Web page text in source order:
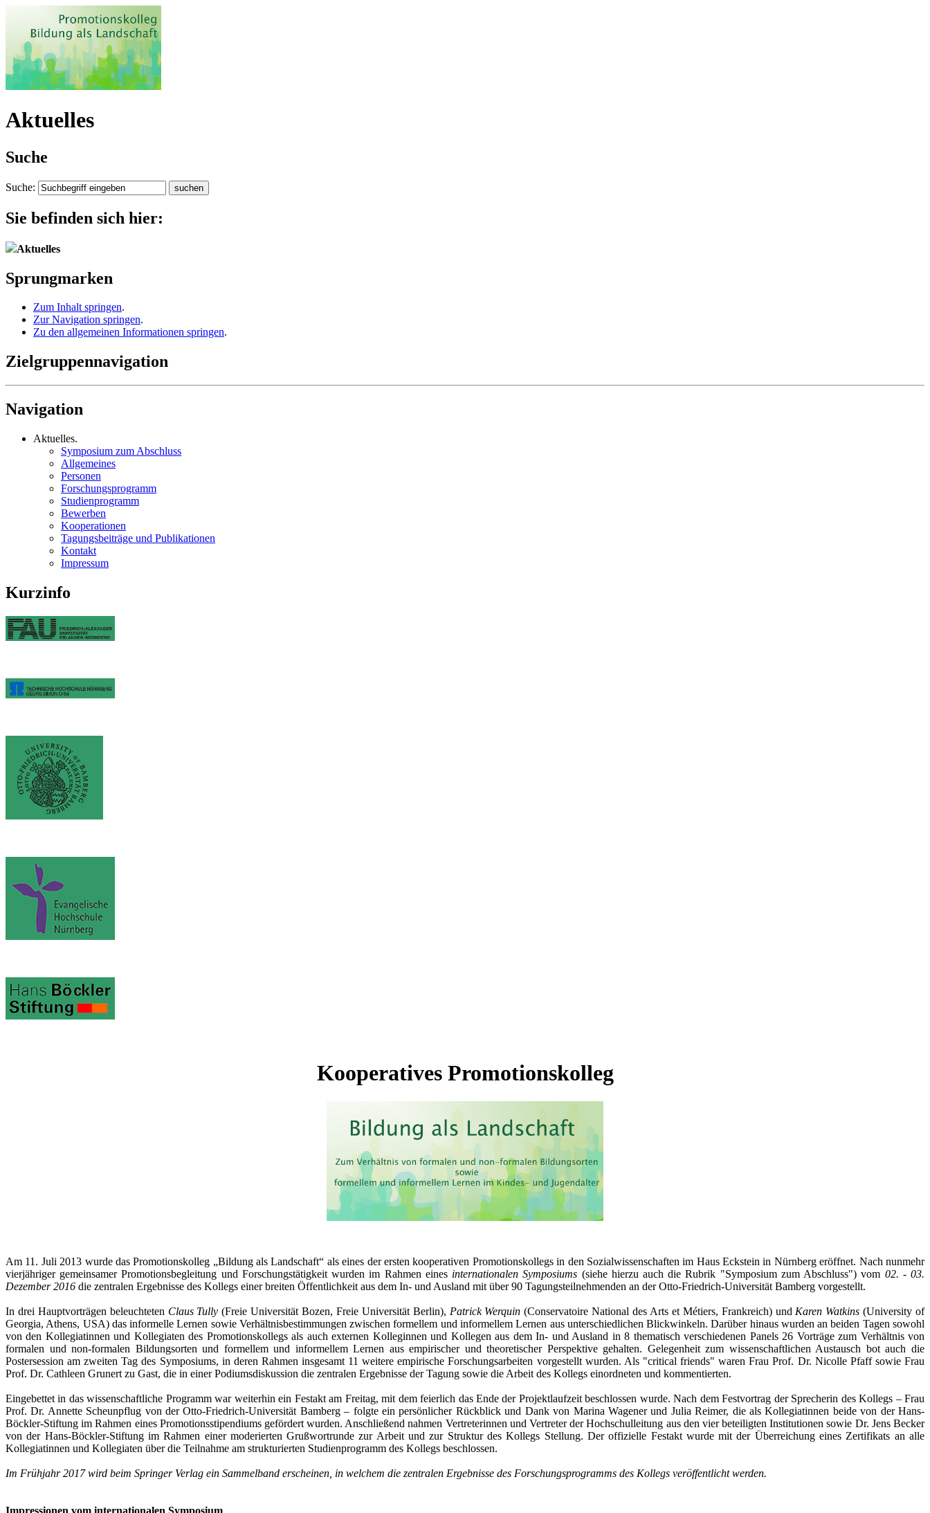
Aktuelles
Suche
Suche:
Sie befinden sich hier:
Aktuelles
Sprungmarken
Zum Inhalt springen.
Zur Navigation springen.
Zu den allgemeinen Informationen springen.
Zielgruppennavigation
Navigation
Aktuelles.
Symposium zum Abschluss
Allgemeines
Personen
Forschungsprogramm
Studienprogramm
Bewerben
Kooperationen
Tagungsbeiträge und Publikationen
Kontakt
Impressum
Kurzinfo
Kooperatives Promotionskolleg
Am 11. Juli 2013 wurde das Promotionskolleg „Bildung als Landschaft“ als eines der ersten kooperativen Promotionskollegs in den Sozialwissenschaften im Haus Eckstein in Nürnberg eröffnet. Nach nunmehr
vierjähriger gemeinsamer Promotionsbegleitung und Forschungstätigkeit wurden im Rahmen eines internationalen Symposiums (siehe hierzu auch die Rubrik "Symposium zum Abschluss") vom 02. - 03.
Dezember 2016 die zentralen Ergebnisse des Kollegs einer breiten Öffentlichkeit aus dem In- und Ausland mit über 90 Tagungsteilnehmenden an der Otto-Friedrich-Universität Bamberg vorgestellt.
In drei Hauptvorträgen beleuchteten Claus Tully (Freie Universität Bozen, Freie Universität Berlin), Patrick Werquin (Conservatoire National des Arts et Métiers, Frankreich) und Karen Watkins (University of
Georgia, Athens, USA) das informelle Lernen sowie Verhältnisbestimmungen zwischen formellem und informellem Lernen aus unterschiedlichen Blickwinkeln. Darüber hinaus wurden an beiden Tagen sowohl
von den Kollegiatinnen und Kollegiaten des Promotionskollegs als auch externen Kolleginnen und Kollegen aus dem In- und Ausland in 8 thematisch verschiedenen Panels 26 Vorträge zum Verhältnis von
formalen und non-formalen Bildungsorten und formellem und informellem Lernen aus empirischer und theoretischer Perspektive gehalten. Gelegenheit zum wissenschaftlichen Austausch bot auch die
Postersession am zweiten Tag des Symposiums, in deren Rahmen insgesamt 11 weitere empirische Forschungsarbeiten vorgestellt wurden. Als "critical friends" waren Frau Prof. Dr. Nicolle Pfaff sowie Frau
Prof. Dr. Cathleen Grunert zu Gast, die in einer Podiumsdiskussion die zentralen Ergebnisse der Tagung sowie die Arbeit des Kollegs einordneten und kommentierten.
Eingebettet in das wissenschaftliche Programm war weiterhin ein Festakt am Freitag, mit dem feierlich das Ende der Projektlaufzeit beschlossen wurde. Nach dem Festvortrag der Sprecherin des Kollegs – Frau
Prof. Dr. Annette Scheunpflug von der Otto-Friedrich-Universität Bamberg – folgte ein persönlicher Rückblick und Dank von Marina Wagener und Julia Reimer, die als Kollegiatinnen beide von der Hans-
Böckler-Stiftung im Rahmen eines Promotionsstipendiums gefördert wurden. Anschließend nahmen Vertreterinnen und Vertreter der Hochschulleitung aus den vier beteiligten Institutionen sowie Dr. Jens Becker
von der Hans-Böckler-Stiftung im Rahmen einer moderierten Grußwortrunde zur Arbeit und zur Struktur des Kollegs Stellung. Der offizielle Festakt wurde mit der Überreichung eines Zertifikats an alle
Kollegiatinnen und Kollegiaten über die Teilnahme am strukturierten Studienprogramm des Kollegs beschlossen.
Im Frühjahr 2017 wird beim Springer Verlag ein Sammelband erscheinen, in welchem die zentralen Ergebnisse des Forschungsprogramms des Kollegs veröffentlicht werden.
Impressionen vom internationalen Symposium